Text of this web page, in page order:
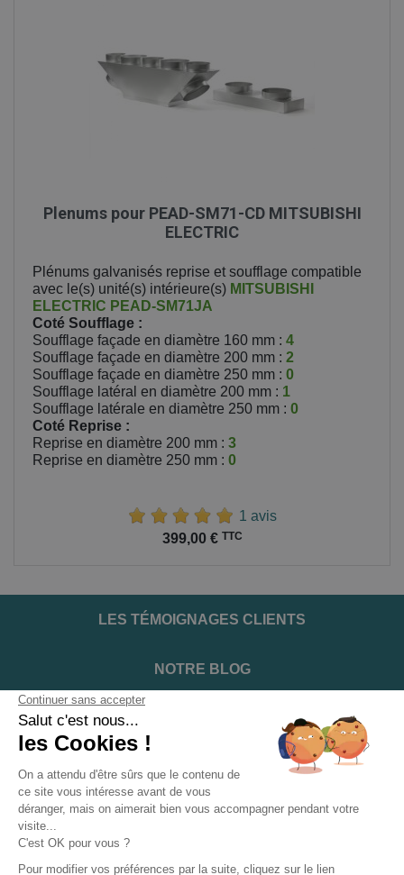
Plenums pour PEAD-SM71-CD MITSUBISHI
ELECTRIC
Plénums galvanisés reprise et soufflage compatible
avec le(s) unité(s) intérieure(s) MITSUBISHI
ELECTRIC PEAD-SM71JA
Coté Soufflage :
Soufflage façade en diamètre 160 mm : 4
Soufflage façade en diamètre 200 mm : 2
Soufflage façade en diamètre 250 mm : 0
Soufflage latéral en diamètre 200 mm : 1
Soufflage latérale en diamètre 250 mm : 0
Coté Reprise :
Reprise en diamètre 200 mm : 3
Reprise en diamètre 250 mm : 0
1 avis
399,00 € TTC
LES TÉMOIGNAGES CLIENTS
NOTRE BLOG
DEVENIR INSTALLATEUR
NOTRE SERVICE APRÈS VENTE
NOS PARTENAIRES OFFICIELS